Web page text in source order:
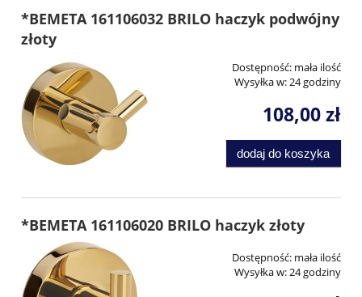
*BEMETA 161106032 BRILO haczyk podwójny
złoty
Dostępność: mała ilość
Wysyłka w:24 godziny
108,00 zł
dodaj do koszyka
*BEMETA 161106020 BRILO haczyk złoty
Dostępność: mała ilość
Wysyłka w:24 godziny